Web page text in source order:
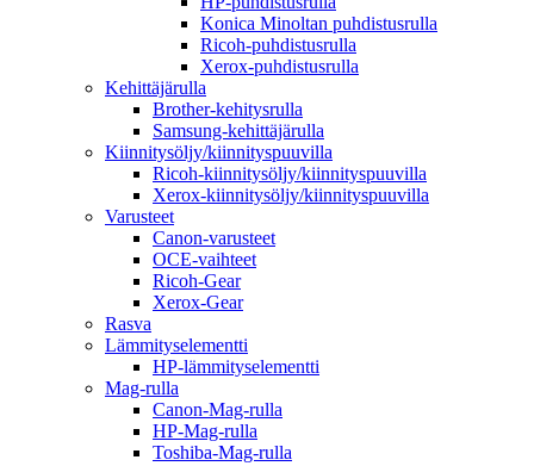
Konica Minoltan puhdistusrulla
Ricoh-puhdistusrulla
Xerox-puhdistusrulla
Kehittäjärulla
Brother-kehitysrulla
Samsung-kehittäjärulla
Kiinnitysöljy/kiinnityspuuvilla
Ricoh-kiinnitysöljy/kiinnityspuuvilla
Xerox-kiinnitysöljy/kiinnityspuuvilla
Varusteet
Canon-varusteet
OCE-vaihteet
Ricoh-Gear
Xerox-Gear
Rasva
Lämmityselementti
HP-lämmityselementti
Mag-rulla
Canon-Mag-rulla
HP-Mag-rulla
Toshiba-Mag-rulla